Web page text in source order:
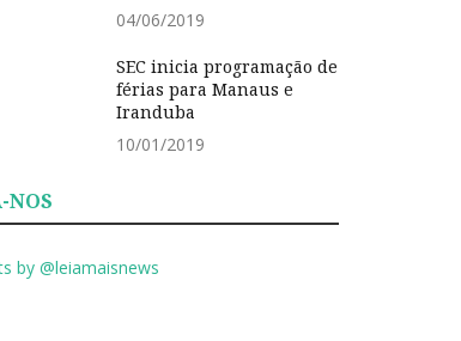
04/06/2019
SEC inicia programação de
férias para Manaus e
Iranduba
10/01/2019
NOS
by @leiamaisnews